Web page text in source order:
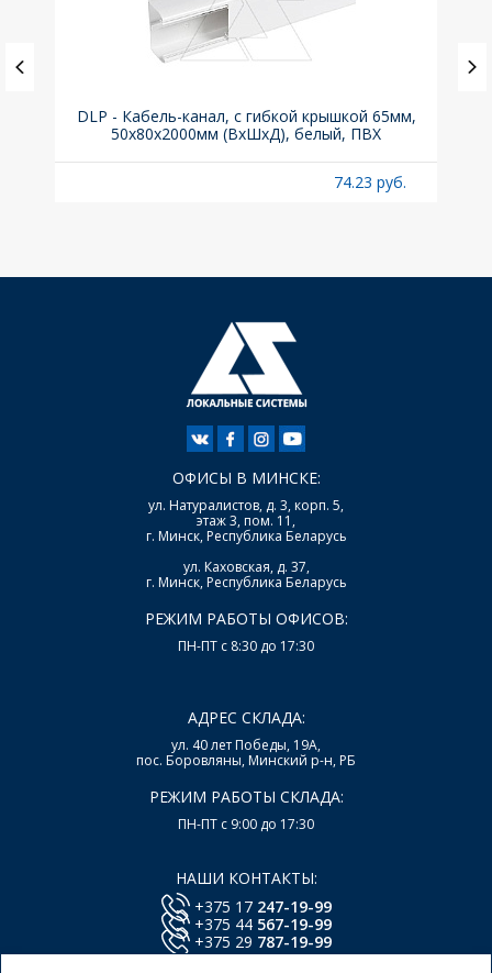
DLP - Кабель-канал, с гибкой крышкой 65мм,
50x80х2000мм (ВхШхД), белый, ПВХ
74.23 руб.
ОФИСЫ В МИНСКЕ:
ул. Натуралистов, д. 3, корп. 5,
этаж 3, пом. 11,
г. Минск, Республика Беларусь
ул. Каховская, д. 37,
г. Минск, Республика Беларусь
РЕЖИМ РАБОТЫ ОФИСОВ:
ПН-ПТ с 8:30 до 17:30
АДРЕС СКЛАДА:
ул. 40 лет Победы, 19А,
пос. Боровляны, Минский р-н, РБ
РЕЖИМ РАБОТЫ СКЛАДА:
ПН-ПТ с 9:00 до 17:30
НАШИ КОНТАКТЫ:
+375 17 247-19-99
+375 44 567-19-99
+375 29 787-19-99